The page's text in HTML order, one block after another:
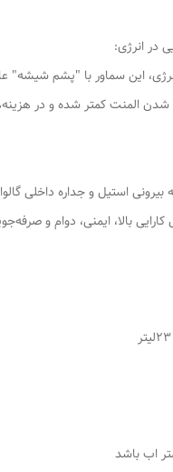
این سماور با "پشم
المنت کمتر شده و در
بالا، ایمنی، دوام و